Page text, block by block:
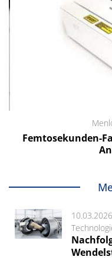
Femtosekunden-